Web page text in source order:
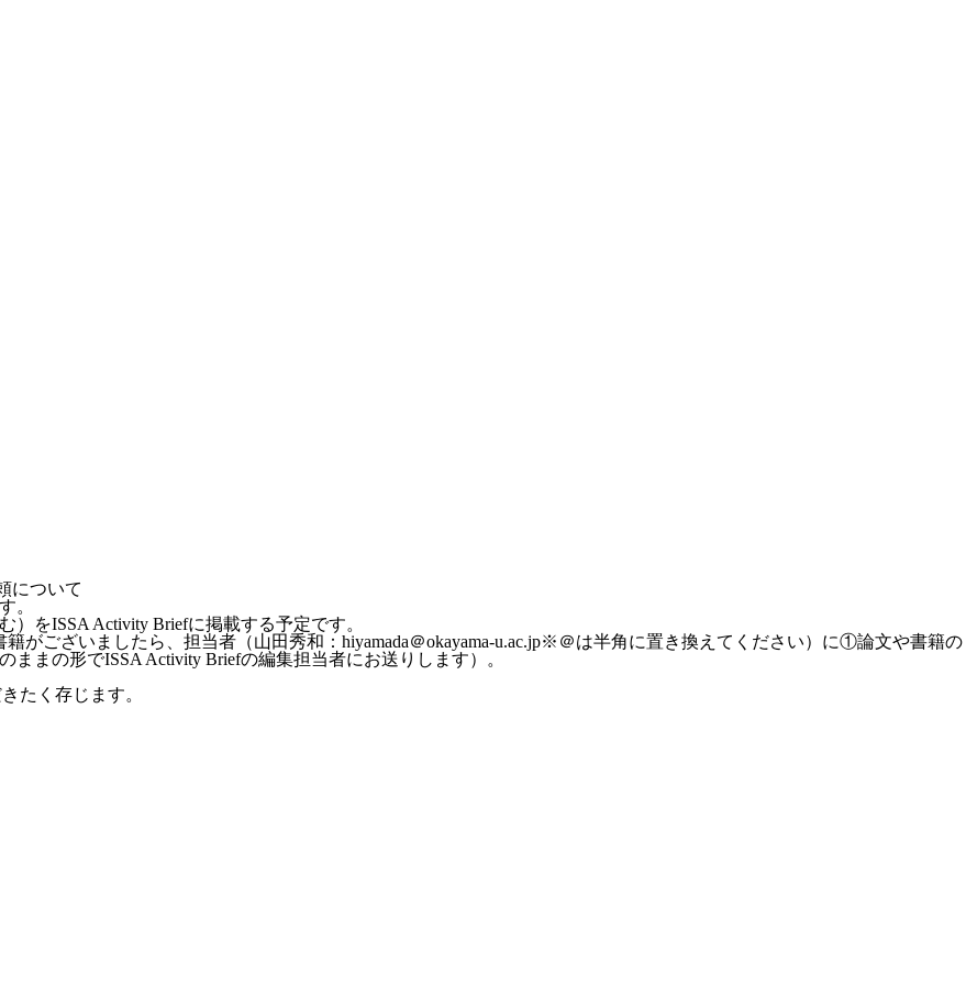
について
。
をISSA Activity Briefに掲載する予定です。
がございましたら、担当者（山田秀和：hiyamada＠okayama-u.ac.jp※＠は半角に置き換えてください）に①論文や書籍の
まの形でISSA Activity Briefの編集担当者にお送りします）。
たく存じます。